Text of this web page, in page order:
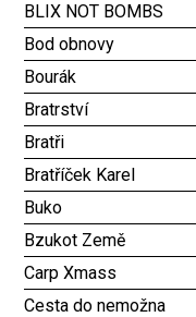
BLIX NOT BOMBS
Bod obnovy
Bourák
Bratrství
Bratři
Bratříček Karel
Buko
Bzukot Země
Carp Xmass
Cesta do nemožna